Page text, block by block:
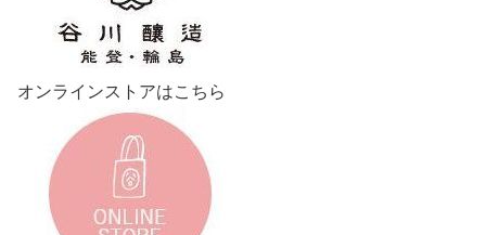
オンラインストアはこちら